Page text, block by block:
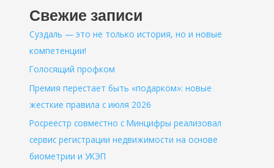
Свежие записи
Суздаль — это не только история, но и новые
компетенции!
Голосящий профком
Премия перестает быть «подарком»: новые
жесткие правила с июля 2026
Росреестр совместно с Минцифры реализовал
сервис регистрации недвижимости на основе
биометрии и УКЭП